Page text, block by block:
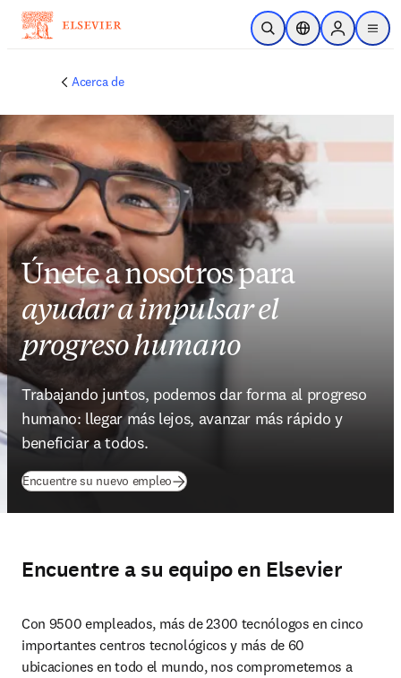
Saltar al contenido principal
Abrir búsqueda
Selector deSign in to
menu
Acerca de
Únete a nosotros para
ayudar a impulsar el
progreso humano
Trabajando juntos, podemos dar forma al progreso
humano: llegar más lejos, avanzar más rápido y
beneficiar a todos.
Encuentre su nuevo empleo(se abre en una nueva pestaña/ventana
Encuentre a su equipo en Elsevier
Con 9500 empleados, más de 2300 tecnólogos en cinco
importantes centros tecnológicos y más de 60
ubicaciones en todo el mundo, nos comprometemos a